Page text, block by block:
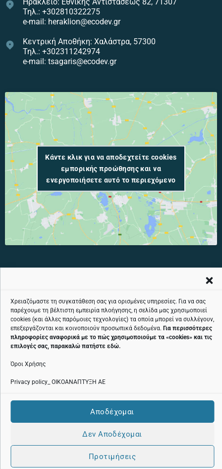
Χρειαζόμαστε τη συγκατάθεση σας για ορισμένες υπηρεσίες. Για να σας
παρέχουμε τη βέλτιστη εμπειρία πλοήγησης, η σελίδα μας χρησιμοποιεί
cookies (και άλλες παρόμοιες τεχνολογίες) τα οποία μπορεί να συλλέγουν,
επεξεργάζονται και κοινοποιούν προσωπικά δεδομένα. Για περισσότερες
πληροφορίες αναφορικά με το πώς χρησιμοποιούμε τα «cookies» και τις
επιλογές σας, παρακαλώ πατήστε εδώ.
Όροι Χρήσης
Privacy policy_ ΟΙΚΟΑΝΑΠΤΥΞΗ ΑΕ
Αποδέχομαι
Δεν Αποδέχομαι
Προτιμήσεις
Τηλ.: +302810322275
e-mail: heraklion@ecodev.gr
Κεντρική Αποθήκη: Χαλάστρα, 57300
Τηλ.: +302311242974
e-mail: tsagaris@ecodev.gr
Κάντε κλικ για να αποδεχτείτε cookies
εμπορικής προώθησης και να
ενεργοποιήσετε αυτό το περιεχόμενο
800 11 24424
Πολιτική Προστασίας Προσωπικών Δεδομένων